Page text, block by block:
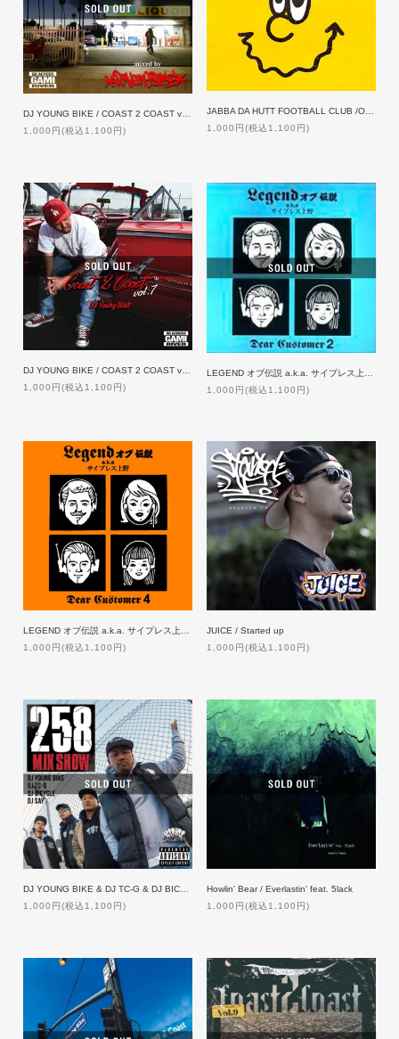
1,000円(税込1,100円)
1,000円(税込1,100円)
1,000円(税込1,100円)
LEGEND オブ伝説 a.k.a. サイプレス上野 / DEAR CUSTOMER 2
1,000円(税込1,100円)
1,000円(税込1,100円)
JUICE / Started up
1,000円(税込1,100円)
1,000円(税込1,100円)
Howlin' Bear / Everlastin' feat. 5lack
1,000円(税込1,100円)